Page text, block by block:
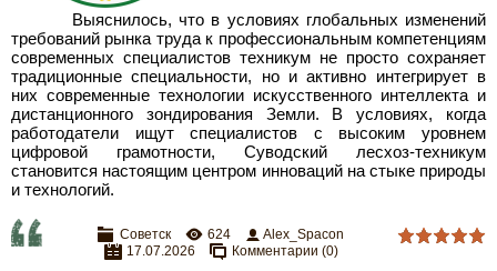
Выяснилось, что в условиях глобальных изменений
требований рынка труда к профессиональным компетенциям
современных специалистов техникум не просто сохраняет
традиционные специальности, но и активно интегрирует в
них современные технологии искусственного интеллекта и
дистанционного зондирования Земли. В условиях, когда
работодатели ищут специалистов с высоким уровнем
цифровой грамотности, Суводский лесхоз-техникум
становится настоящим центром инноваций на стыке природы
и технологий.
Советск 624
Alex_Spacon
17.07.2026
Комментарии (0)